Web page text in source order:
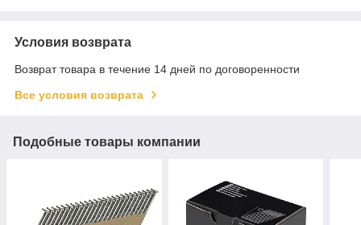
Условия возврата
Возврат товара в течение 14 дней по договоренности
Все условия возврата
Подобные товары компании